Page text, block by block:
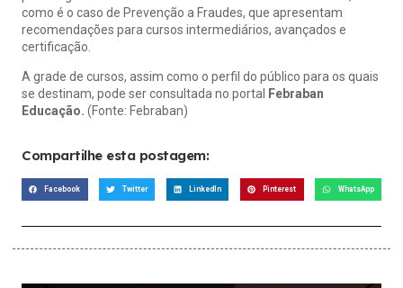
como é o caso de Prevenção a Fraudes, que apresentam
recomendações para cursos intermediários, avançados e
certificação.
A grade de cursos, assim como o perfil do público para os quais
se destinam, pode ser consultada no portal Febraban
Educação. (Fonte: Febraban)
Compartilhe esta postagem:
Facebook Twitter LinkedIn Pinterest WhatsApp